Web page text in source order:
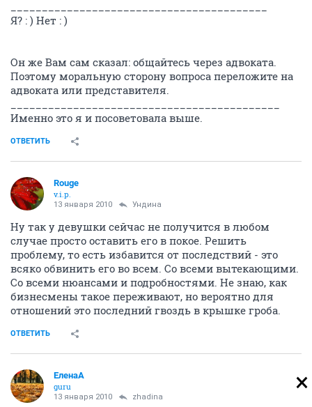
Я? : ) Нет : )
Он же Вам сам сказал: общайтесь через адвоката.
Поэтому моральную сторону вопроса переложите на
адвоката или представителя.
Именно это я и посоветовала выше.
ОТВЕТИТЬ
Rouge
v.i.p.
13 января 2010 Ундина
Ну так у девушки сейчас не получится в любом
случае просто оставить его в покое. Решить
проблему, то есть избавится от последствий - это
всяко обвинить его во всем. Со всеми вытекающими.
Со всеми нюансами и подробностями. Не знаю, как
бизнесмены такое переживают, но вероятно для
отношений это последний гвоздь в крышке гроба.
ОТВЕТИТЬ
ЕленаА
guru
13 января 2010 zhadina